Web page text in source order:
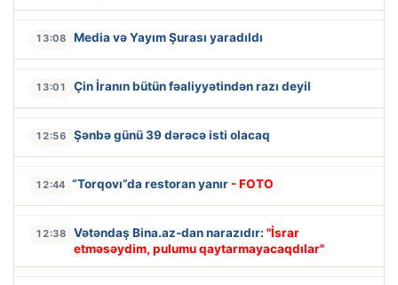
13:08 Media və Yayım Şurası yaradıldı
13:01 Çin İranın bütün fəaliyyətindən razı deyil
12:56 Şənbə günü 39 dərəcə isti olacaq
12:44 “Torqovı”da restoran yanır - FOTO
12:38 Vətəndaş Bina.az-dan narazıdır: "İsrar
etməsəydim, pulumu qaytarmayacaqdılar"